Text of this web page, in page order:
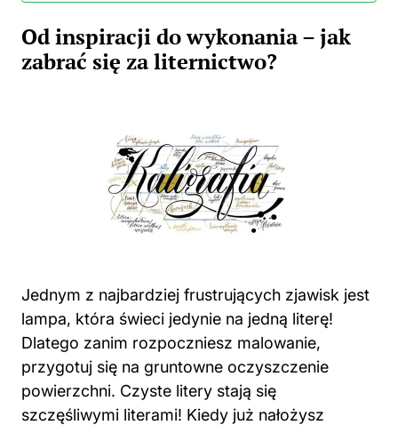
Od inspiracji do wykonania – jak
zabrać się za liternictwo?
Jednym z najbardziej frustrujących zjawisk jest
lampa, która świeci jedynie na jedną literę!
Dlatego zanim rozpoczniesz malowanie,
przygotuj się na gruntowne oczyszczenie
powierzchni. Czyste litery stają się
szczęśliwymi literami! Kiedy już nałożysz